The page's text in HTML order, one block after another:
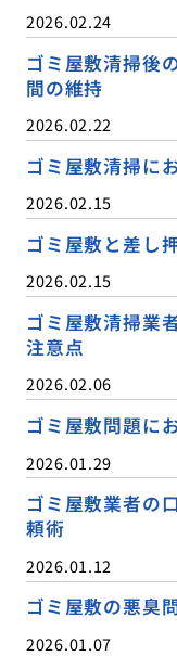
2026.02.24
ゴミ屋敷清掃後
間の維持
2026.02.22
ゴミ屋敷清掃に
2026.02.15
ゴミ屋敷と差し
2026.02.15
ゴミ屋敷清掃業
注意点
2026.02.06
ゴミ屋敷問題に
2026.01.29
ゴミ屋敷業者の
頼術
2026.01.12
ゴミ屋敷の悪臭
2026.01.07